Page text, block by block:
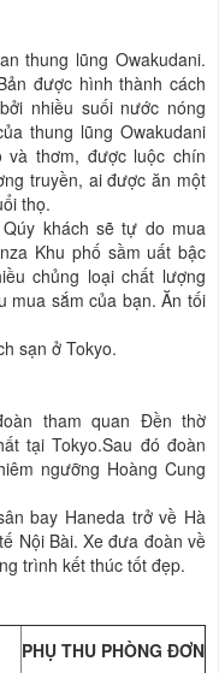
thung lũng Owakudani.
được hình thành cách
nhiều suối nước nóng
thung lũng Owakudani
thơm, được luộc chín
truyền, ai được ăn một
thọ.
khách sẽ tự do mua
Khu phố sầm uất bậc
chủng loại chất lượng
mua sắm của bạn. Ăn tối
sạn ở Tokyo.
tham quan Đền thờ
tại Tokyo.Sau đó đoàn
ngưỡng Hoàng Cung
bay Haneda trở về Hà
Nội Bài. Xe đưa đoàn về
trình kết thúc tốt đẹp.
PHỤ THU PHÒNG ĐƠN